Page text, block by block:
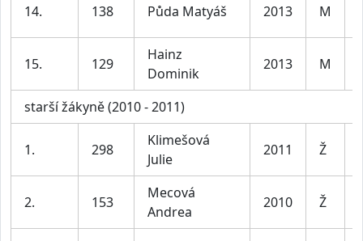
14. 138 Půda Matyáš 2013 M
15. 129
Hainz
Dominik
2013 M
starší žákyně (2010 - 2011)
1. 298
Klimešová
Julie
2011 Ž
2. 153
Mecová
Andrea
2010 Ž